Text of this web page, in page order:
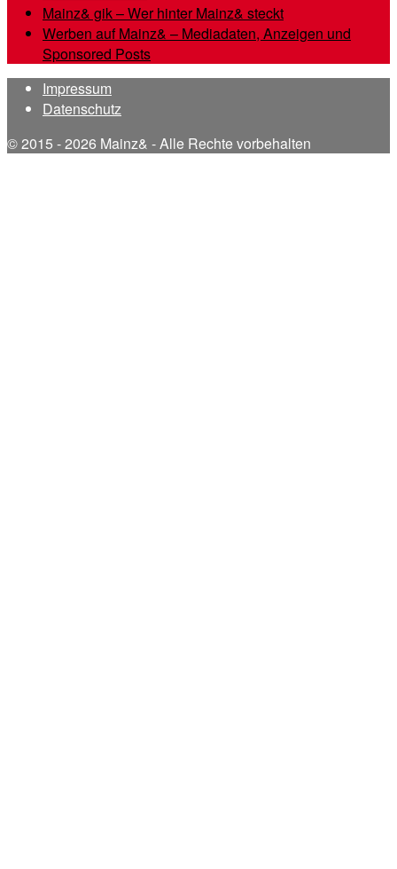
Mainz& gik – Wer hinter Mainz& steckt
Werben auf Mainz& – Mediadaten, Anzeigen und
Sponsored Posts
Impressum
Datenschutz
© 2015 - 2026 Mainz& - Alle Rechte vorbehalten